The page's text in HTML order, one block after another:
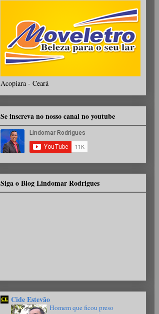
Acopiara - Ceará
Se inscreva no nosso canal no youtube
Siga o Blog Lindomar Rodrigues
Cide Estevão
Homem que ficou preso